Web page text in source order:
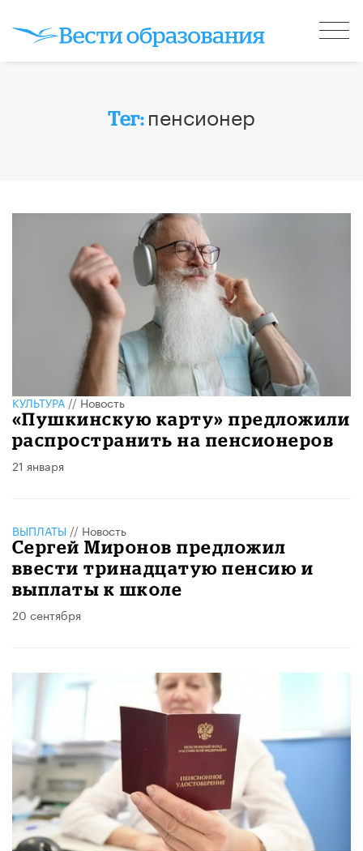
Тег: пенсионер
КУЛЬТУРА//Новость
«Пушкинскую карту» предложили
распространить на пенсионеров
21 января
ВЫПЛАТЫ // Новость
Сергей Миронов предложил
ввести тринадцатую пенсию и
выплаты к школе
20 сентября